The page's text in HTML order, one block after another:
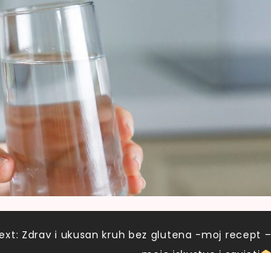
Zdrav i ukusan kruh bez glutena -moj recept –